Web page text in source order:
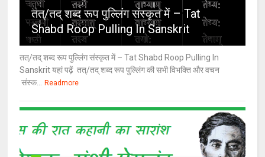
तत्/तद् शब्द रूप पुल्लिंग संस्कृत में – Tat
Shabd Roop Pulling In Sanskrit
तत्/तद् शब्द रूप पुल्लिंग संस्कृत में – Tat Shabd Roop Pulling In
Sanskrit यहां पढ़ें तत्/तद् शब्द रूप पुल्लिंग की सभी विभक्ति और वचन
संस्क... Readmore